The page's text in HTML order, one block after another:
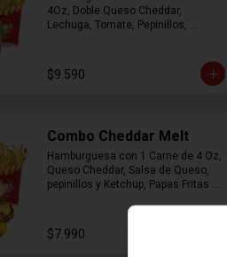
4Oz, Doble Queso Cheddar,
Lechuga, Tomate, Pepinillos,
$9.590
Combo Cheddar Melt
Hamburguesa con 1 Carne de 4 Oz,
Queso Cheddar, Salsa de Queso,
pepinillos y Ketchup, Papas Fritas
$7.990